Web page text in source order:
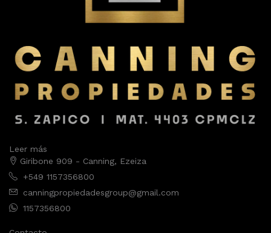
Leer más
Giribone 909 - Canning, Ezeiza
+549 1157356800
canningpropiedadesgroup@gmail.com
1157356800